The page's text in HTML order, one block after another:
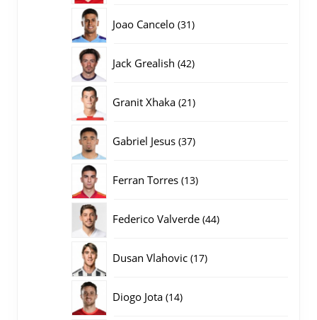
Joao Cancelo 3131
Jack Grealish 4242
Granit Xhaka 2121
Gabriel Jesus 3737
Ferran Torres 1313
Federico Valverde 4444
Dusan Vlahovic 1717
Diogo Jota 1414